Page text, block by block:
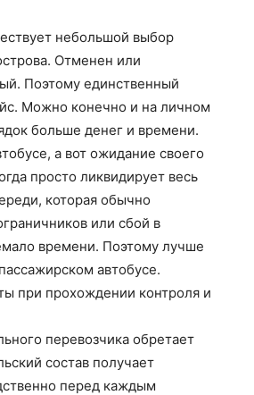
небольшой выбор
Отменен или
Поэтому единственный
Можно конечно и на личном
больше денег и времени.
а вот ожидание своего
просто ликвидирует весь
которая обычно
или сбой в
времени. Поэтому лучше
автобусе.
при прохождении контроля и
перевозчика обретает
состав получает
перед каждым